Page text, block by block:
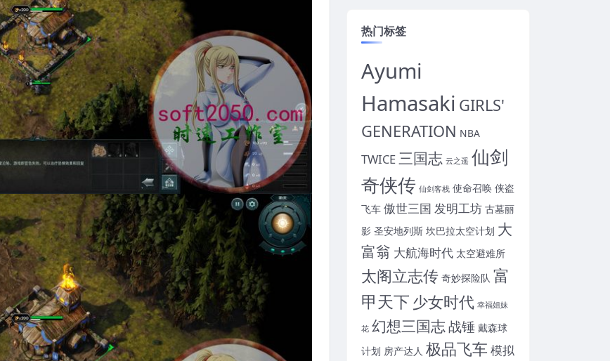
热门标签
Ayumi
Hamasaki GIRLS'
GENERATION NBA
TWICE三国志 云之遥 仙剑
奇侠传 仙剑客栈 使命召唤 侠盗
飞车 傲世三国 发明工坊 古墓丽
影 圣安地列斯 坎巴拉太空计划 大
富翁 大航海时代 太空避难所
太阁立志传 奇妙探险队 富
甲天下 少女时代 幸福姐妹
花 幻想三国志战锤 戴森球
计划 房产达人 极品飞车 模拟